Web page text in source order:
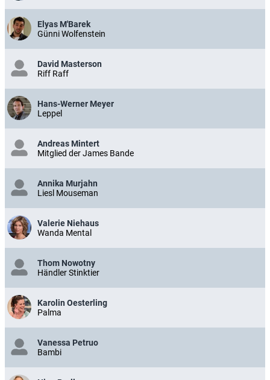
Elyas M'Barek
Günni Wolfenstein
David Masterson
Riff Raff
Hans-Werner Meyer
Leppel
Andreas Mintert
Mitglied der James Bande
Annika Murjahn
Liesl Mouseman
Valerie Niehaus
Wanda Mental
Thom Nowotny
Händler Stinktier
Karolin Oesterling
Palma
Vanessa Petruo
Bambi